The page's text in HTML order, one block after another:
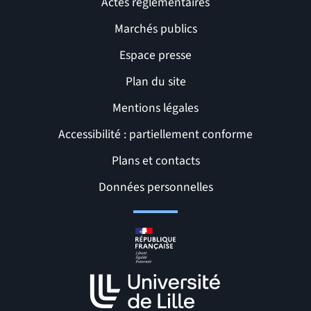
Liens et pages utiles
Marchés publics
Espace presse
Plan du site
Mentions légales
Accessibilité : partiellement conforme
Plans et contacts
Données personnelles